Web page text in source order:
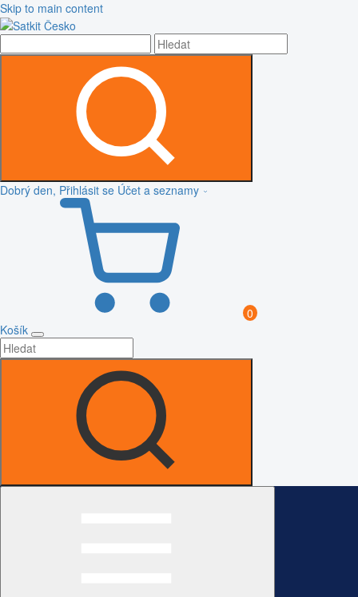
Skip to main content
Dobrý den, Přihlásit se Účet a seznamy
0
Košík